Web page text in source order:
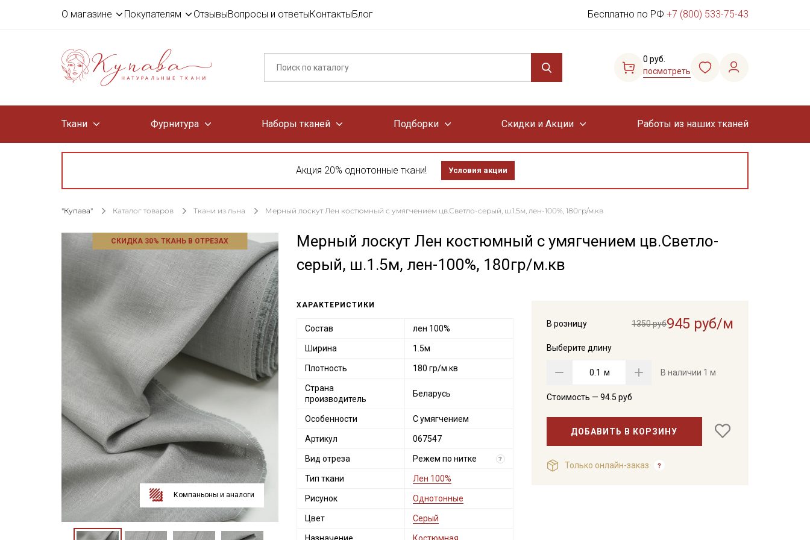
О магазине Покупателям ОтзывыВопросы и ответыКонтактыБлог Бесплатно по РФ +7 (800) 533-75-43
0 руб.
посмотреть
Ткани Фурнитура Наборы тканей Подборки Скидки и Акции Работы из наших тканей
Акция 20% однотонные ткани! Условия акции
"Купава" Каталог товаров Ткани из льна Мерный лоскут Лен костюмный с умягчением цв.Светло-серый, ш.1.5м, лен-100%, 180гр/м.кв
СКИДКА 30% ТКАНЬ В ОТРЕЗАХ
Компаньоны и аналоги
Мерный лоскут Лен костюмный с умягчением цв.Светло-
серый, ш.1.5м, лен-100%, 180гр/м.кв
В розницу 1350 руб945 руб/м
Выберите длину
м В наличии 1 м
Стоимость — 94.5 руб
ДОБАВИТЬ В КОРЗИНУ
Только онлайн-заказ
ХАРАКТЕРИСТИКИ
Состав лен 100%
Ширина 1.5м
Плотность 180 гр/м.кв
Страна
производитель
Беларусь
Особенности С умягчением
Артикул 067547
Вид отреза Режем по нитке ?
Тип ткани Лен 100%
Рисунок Однотонные
Цвет Серый